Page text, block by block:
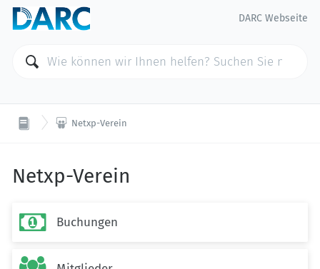
DARC Webseite
 Netxp-Verein
Netxp-Verein
 Buchungen